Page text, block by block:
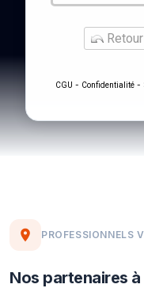
CGU - Confidentialité -
PROFESSIONNELS
Nos partenaires